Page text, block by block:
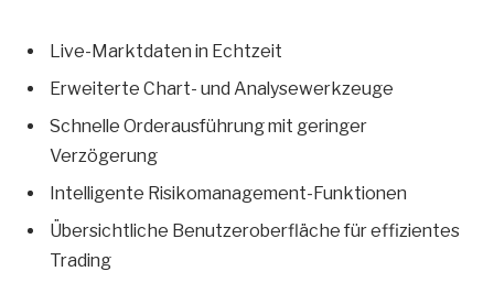
Live-Marktdaten in Echtzeit
Erweiterte Chart- und Analysewerkzeuge
Schnelle Orderausführung mit geringer
Verzögerung
Intelligente Risikomanagement-Funktionen
Übersichtliche Benutzeroberfläche für effizientes
Trading